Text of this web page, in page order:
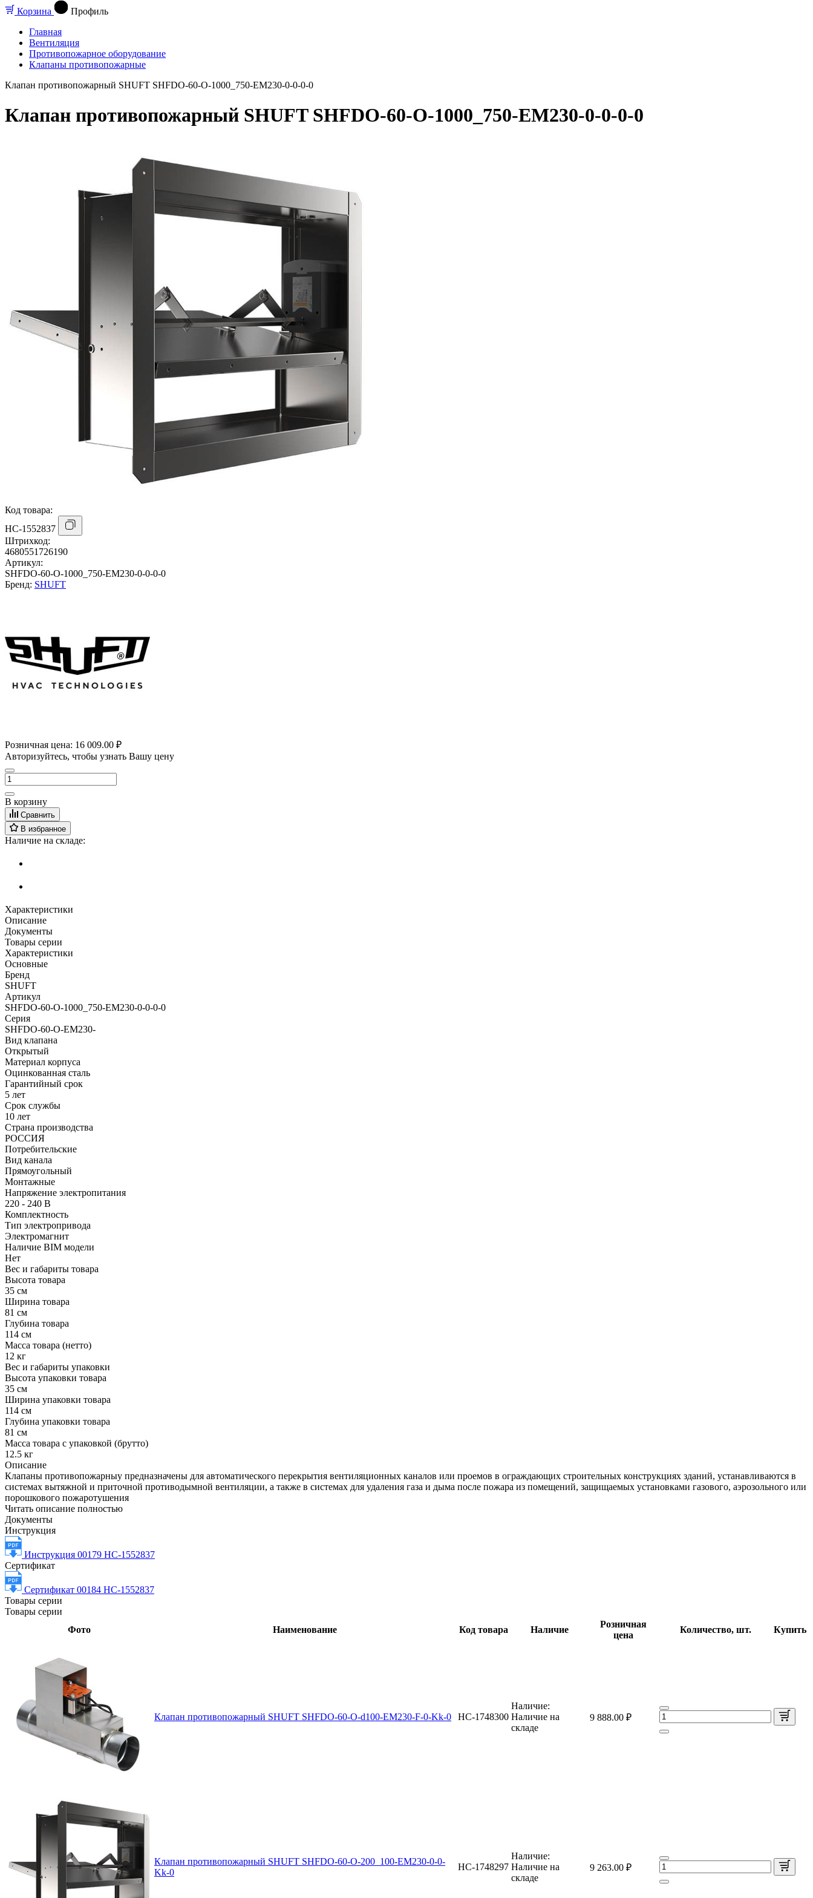
Корзина
Профиль
Главная
Вентиляция
Противопожарное оборудование
Клапаны противопожарные
Клапан противопожарный SHUFT SHFDO-60-O-1000_750-EM230-0-0-0-0
Клапан противопожарный SHUFT SHFDO-60-O-1000_750-EM230-0-0-0-0
Код товара:
НС-1552837
Штрихкод:
4680551726190
Артикул:
SHFDO-60-O-1000_750-EM230-0-0-0-0
Бренд: SHUFT
Розничная цена: 16 009.00 ₽
Авторизуйтесь, чтобы узнать Вашу цену
В корзину
Сравнить
В избранное
Наличие на складе:
Характеристики
Описание
Документы
Товары серии
Характеристики
Основные
Бренд
SHUFT
Артикул
SHFDO-60-O-1000_750-EM230-0-0-0-0
Серия
SHFDO-60-O-EM230-
Вид клапана
Открытый
Материал корпуса
Оцинкованная сталь
Гарантийный срок
5 лет
Срок службы
10 лет
Страна производства
РОССИЯ
Потребительские
Вид канала
Прямоугольный
Монтажные
Напряжение электропитания
220 - 240 В
Комплектность
Тип электропривода
Электромагнит
Наличие BIM модели
Нет
Вес и габариты товара
Высота товара
35 см
Ширина товара
81 см
Глубина товара
114 см
Масса товара (нетто)
12 кг
Вес и габариты упаковки
Высота упаковки товара
35 см
Ширина упаковки товара
114 см
Глубина упаковки товара
81 см
Масса товара с упаковкой (брутто)
12.5 кг
Описание
Клапаны противопожарныу предназначены для автоматического перекрытия вентиляционных каналов или проемов в ограждающих строительных конструкциях зданий, устанавливаются в
системах вытяжной и приточной противодымной вентиляции, а также в системах для удаления газа и дыма после пожара из помещений, защищаемых установками газового, аэрозольного или
порошкового пожаротушения
Читать описание полностью
Документы
Инструкция
Инструкция 00179 НС-1552837
Сертификат
Сертификат 00184 НС-1552837
Товары серии
Товары серии
Фото
Наименование Код товара Наличие
Розничная
цена
Количество, шт. Купить
Клапан противопожарный SHUFT SHFDO-60-O-d100-EM230-F-0-Kk-0 НС-1748300
Наличие:
Наличие на
складе
9 888.00 ₽
Клапан противопожарный SHUFT SHFDO-60-O-200_100-EM230-0-0-
Kk-0
НС-1748297
Наличие:
Наличие на
складе
9 263.00 ₽